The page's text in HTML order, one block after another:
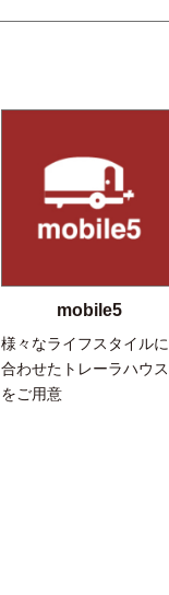
mobile5
様々なライフスタイルに
合わせたトレーラハウス
をご用意